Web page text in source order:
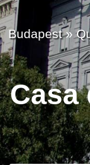
Budapest »
Casa